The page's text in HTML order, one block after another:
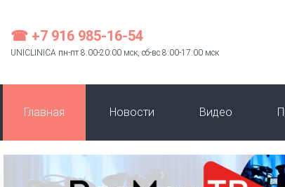
☎ +7 916 985-16-54
UNICLINICA пн-пт 8:00-20:00 мск, сб-вс 8:00-17:00 мск
Главная Новости Видео